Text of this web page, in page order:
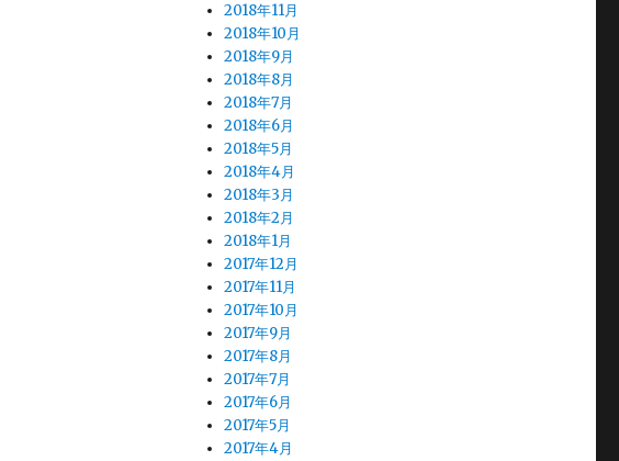
2018年11月
2018年10月
2018年9月
2018年8月
2018年7月
2018年6月
2018年5月
2018年4月
2018年3月
2018年2月
2018年1月
2017年12月
2017年11月
2017年10月
2017年9月
2017年8月
2017年7月
2017年6月
2017年5月
2017年4月